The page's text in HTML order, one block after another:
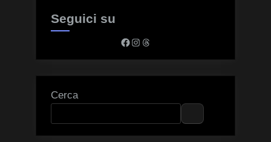
Seguici su
Facebook
Instagram
Threads
Cerca